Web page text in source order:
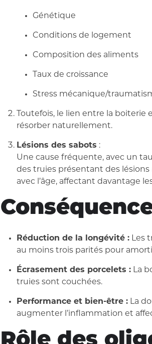
Génétique
Conditions de logement
Composition des aliments
Taux de croissance
Stress mécanique/
Toutefois, le lien entre la boiterie
résorber naturellement.
Lésions des sabots :
Une cause fréquente, avec un
des truies présentant des
avec l’âge, affectant davantage
Réduction de la longévité : Les
au moins trois parités pour
Écrasement des porcelets : La
truies sont couchées.
Performance et bien-être : La
augmenter l’inflammation et